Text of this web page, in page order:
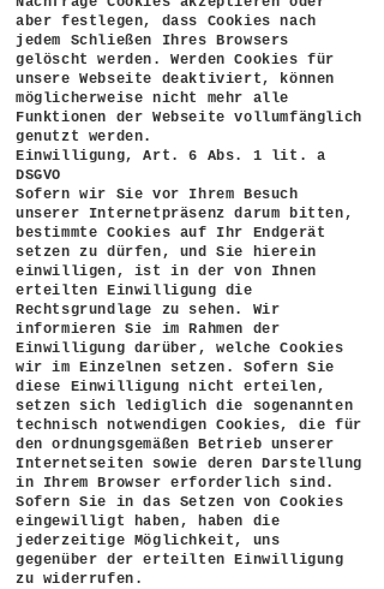
aber festlegen, dass Cookies nach
jedem Schließen Ihres Browsers
gelöscht werden. Werden Cookies für
unsere Webseite deaktiviert, können
möglicherweise nicht mehr alle
Funktionen der Webseite vollumfänglich
genutzt werden.
Einwilligung, Art. 6 Abs. 1 lit. a
DSGVO
Sofern wir Sie vor Ihrem Besuch
unserer Internetpräsenz darum bitten,
bestimmte Cookies auf Ihr Endgerät
setzen zu dürfen, und Sie hierein
einwilligen, ist in der von Ihnen
erteilten Einwilligung die
Rechtsgrundlage zu sehen. Wir
informieren Sie im Rahmen der
Einwilligung darüber, welche Cookies
wir im Einzelnen setzen. Sofern Sie
diese Einwilligung nicht erteilen,
setzen sich lediglich die sogenannten
technisch notwendigen Cookies, die für
den ordnungsgemäßen Betrieb unserer
Internetseiten sowie deren Darstellung
in Ihrem Browser erforderlich sind.
Sofern Sie in das Setzen von Cookies
eingewilligt haben, haben die
jederzeitige Möglichkeit, uns
gegenüber der erteilten Einwilligung
zu widerrufen.